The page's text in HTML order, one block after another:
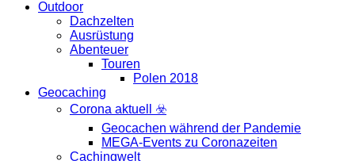
Outdoor
Dachzelten
Ausrüstung
Abenteuer
Touren
Polen 2018
Geocaching
Corona aktuell ☣️
Geocachen während der Pandemie
MEGA-Events zu Coronazeiten
Cachingwelt